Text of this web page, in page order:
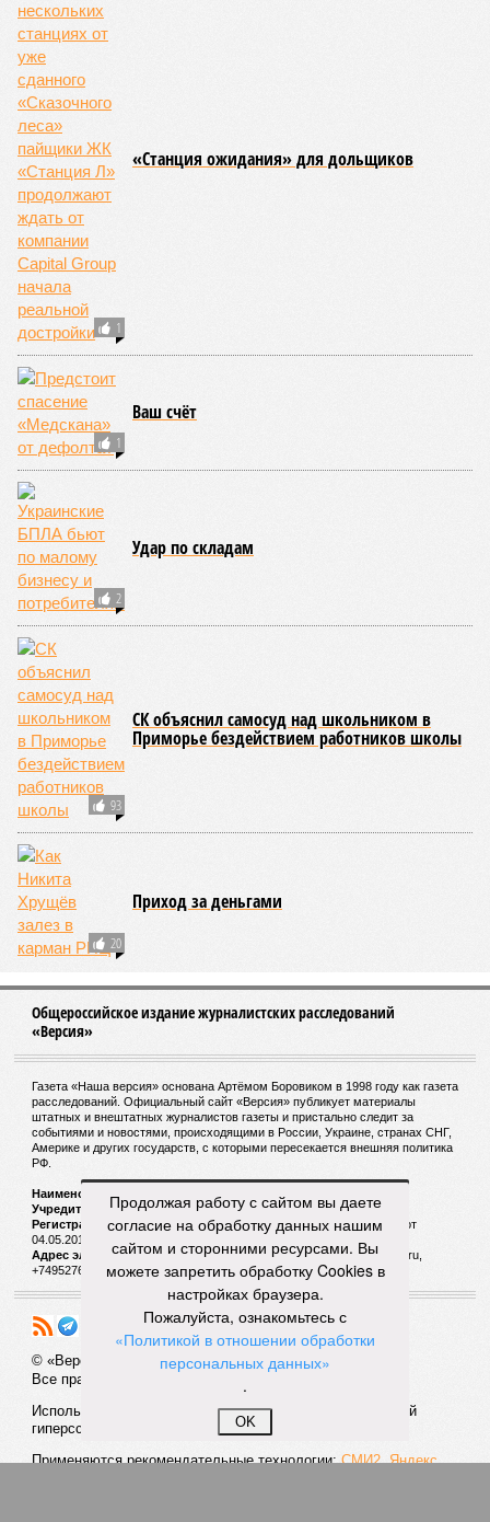
1
«Станция ожидания» для дольщиков
1
Ваш счёт
2
Удар по складам
93
СК объяснил самосуд над школьником в
Приморье бездействием работников школы
20
Приход за деньгами
Общероссийское издание журналистских расследований
«Версия»
Газета «Наша версия» основана Артёмом Боровиком в 1998 году как газета
расследований. Официальный сайт «Версия» публикует материалы
штатных и внештатных журналистов газеты и пристально следит за
событиями и новостями, происходящими в России, Украине, странах СНГ,
Америке и других государств, с которыми пересекается внешняя политика
РФ.
Наименование:
Учредитель:
ООО «Версия»,Главный редактор:Горевой Р. Г.
Регистрационный номер Роскомнадзора:ЭЛ № ФС 77 - 72681 от
04.05.2018 г.
Адрес электронной почты и телефон редакции:versia@versia.ru,
+74952760348
© «Версия»
Все права защищены
Использование материалов «Версии» без индексируемой
гиперссылки запрещено
Применяются рекомендательные технологии:СМИ2, Яндекс,
Продолжая работу с сайтом вы даете
согласие на обработку данных нашим
сайтом и сторонними ресурсами. Вы
можете запретить обработку Cookies в
настройках браузера.
Пожалуйста, ознакомьтесь с
«Политикой в отношении обработки
персональных данных»
.
OK